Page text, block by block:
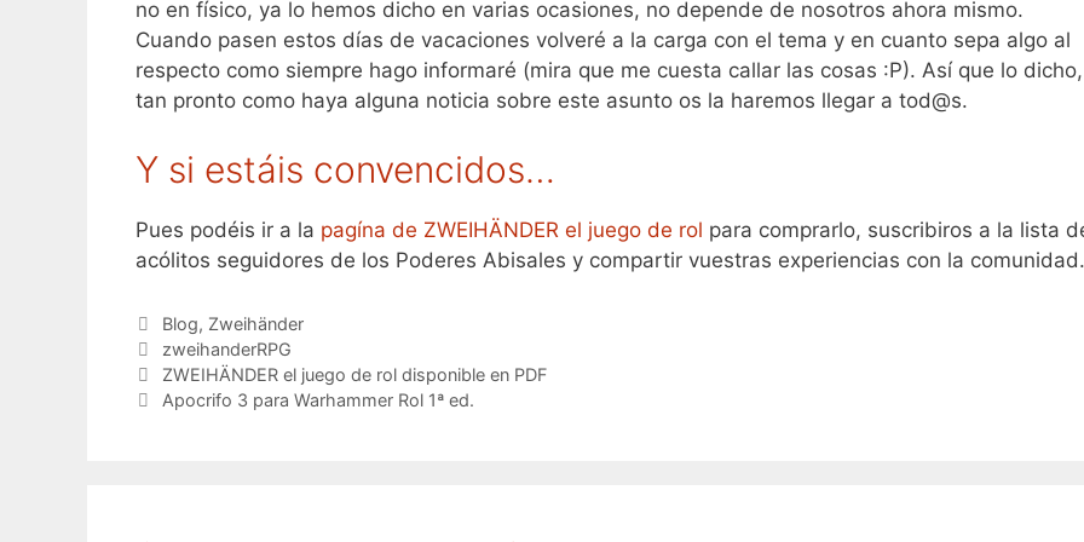
no en físico, ya lo hemos dicho en varias ocasiones, no depende de nosotros ahora mismo.
Cuando pasen estos días de vacaciones volveré a la carga con el tema y en cuanto sepa algo al
respecto como siempre hago informaré (mira que me cuesta callar las cosas :P). Así que lo dicho,
tan pronto como haya alguna noticia sobre este asunto os la haremos llegar a tod@s.
Y si estáis convencidos…
Pues podéis ir a la pagína de ZWEIHÄNDER el juego de rol para comprarlo, suscribiros a la lista
acólitos seguidores de los Poderes Abisales y compartir vuestras experiencias con la comunidad.
Categorías
Blog, Zweihänder
Etiquetas
zweihanderRPG
ZWEIHÄNDER el juego de rol disponible en PDF
Apocrifo 3 para Warhammer Rol 1ª ed.